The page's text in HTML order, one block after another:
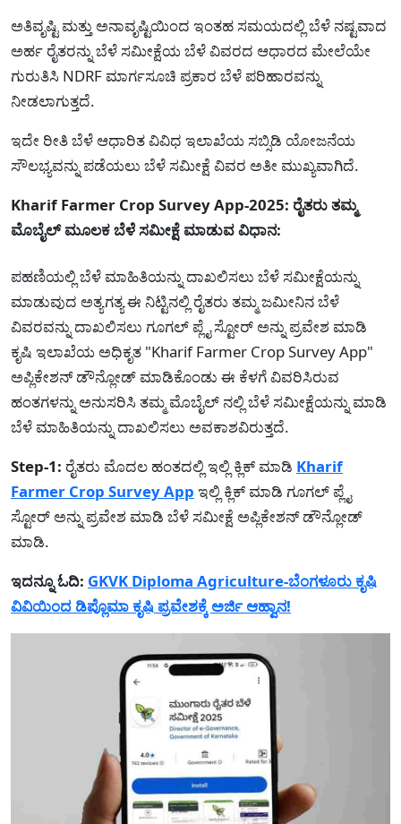
ಅತಿವೃಷ್ಟಿ ಮತ್ತು ಅನಾವೃಷ್ಟಿಯಿಂದ ಇಂತಹ ಸಮಯದಲ್ಲಿ ಬೆಳೆ ನಷ್ಟವಾದ
ಅರ್ಹ ರೈತರನ್ನು ಬೆಳೆ ಸಮೀಕ್ಷೆಯ ಬೆಳೆ ವಿವರದ ಆಧಾರದ ಮೇಲೆಯೇ
ಗುರುತಿಸಿ NDRF ಮಾರ್ಗಸೂಚಿ ಪ್ರಕಾರ ಬೆಳೆ ಪರಿಹಾರವನ್ನು
ನೀಡಲಾಗುತ್ತದೆ.
ಇದೇ ರೀತಿ ಬೆಳೆ ಆಧಾರಿತ ವಿವಿಧ ಇಲಾಖೆಯ ಸಬ್ಸಿಡಿ ಯೋಜನೆಯ
ಸೌಲಭ್ಯವನ್ನು ಪಡೆಯಲು ಬೆಳೆ ಸಮೀಕ್ಷೆ ವಿವರ ಅತೀ ಮುಖ್ಯವಾಗಿದೆ.
Kharif Farmer Crop Survey App-2025: ರೈತರು ತಮ್ಮ
ಮೊಬೈಲ್ ಮೂಲಕ ಬೆಳೆ ಸಮೀಕ್ಷೆ ಮಾಡುವ ವಿಧಾನ:
ಪಹಣಿಯಲ್ಲಿ ಬೆಳೆ ಮಾಹಿತಿಯನ್ನು ದಾಖಲಿಸಲು ಬೆಳೆ ಸಮೀಕ್ಷೆಯನ್ನು
ಮಾಡುವುದ ಅತ್ಯಗತ್ಯ ಈ ನಿಟ್ಟಿನಲ್ಲಿ ರೈತರು ತಮ್ಮ ಜಮೀನಿನ ಬೆಳೆ
ವಿವರವನ್ನು ದಾಖಲಿಸಲು ಗೂಗಲ್ ಪ್ಲೈ ಸ್ಟೋರ್ ಅನ್ನು ಪ್ರವೇಶ ಮಾಡಿ
ಕೃಷಿ ಇಲಾಖೆಯ ಅಧಿಕೃತ "Kharif Farmer Crop Survey App"
ಅಪ್ಲಿಕೇಶನ್ ಡೌನ್ಲೋಡ್ ಮಾಡಿಕೊಂಡು ಈ ಕೆಳಗೆ ವಿವರಿಸಿರುವ
ಹಂತಗಳನ್ನು ಅನುಸರಿಸಿ ತಮ್ಮ ಮೊಬೈಲ್ ನಲ್ಲಿ ಬೆಳೆ ಸಮೀಕ್ಷೆಯನ್ನು ಮಾಡಿ
ಬೆಳೆ ಮಾಹಿತಿಯನ್ನು ದಾಖಲಿಸಲು ಅವಕಾಶವಿರುತ್ತದೆ.
Step-1: ರೈತರು ಮೊದಲ ಹಂತದಲ್ಲಿ ಇಲ್ಲಿ ಕ್ಲಿಕ್ ಮಾಡಿ Kharif
Farmer Crop Survey App ಇಲ್ಲಿ ಕ್ಲಿಕ್ ಮಾಡಿ ಗೂಗಲ್ ಪ್ಲೈ
ಸ್ಟೋರ್ ಅನ್ನು ಪ್ರವೇಶ ಮಾಡಿ ಬೆಳೆ ಸಮೀಕ್ಷೆ ಅಪ್ಲಿಕೇಶನ್ ಡೌನ್ಲೋಡ್
ಮಾಡಿ.
ಇದನ್ನೂ ಓದಿ: GKVK Diploma Agriculture-ಬೆಂಗಳೂರು ಕೃಷಿ
ವಿವಿಯಿಂದ ಡಿಪ್ಲೊಮಾ ಕೃಷಿ ಪ್ರವೇಶಕ್ಕೆ ಅರ್ಜಿ ಆಹ್ವಾನ!